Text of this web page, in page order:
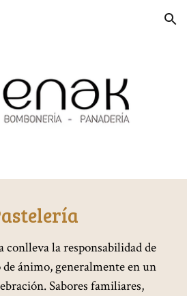
Skip to navigation
conlleva la responsabilidad de
ánimo, generalmente en un
Sabores familiares,